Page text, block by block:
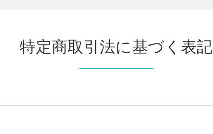
特定商取引法に基づく表記